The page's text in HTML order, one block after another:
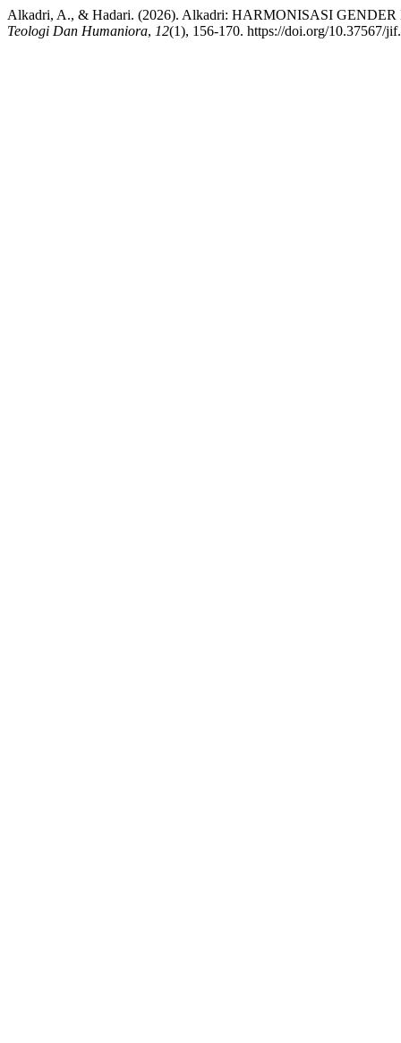
Alkadri, A., & Hadari. (2026). Alkadri: HARMONISASI
Teologi Dan Humaniora, 12(1), 156-170. https://doi.org/10.37567/